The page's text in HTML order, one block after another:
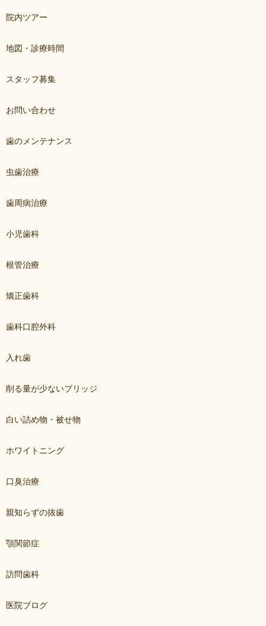
院内ツアー
地図・診療時間
スタッフ募集
お問い合わせ
歯のメンテナンス
虫歯治療
歯周病治療
小児歯科
根管治療
矯正歯科
歯科口腔外科
入れ歯
削る量が少ないブリッジ
白い詰め物・被せ物
ホワイトニング
口臭治療
親知らずの抜歯
顎関節症
訪問歯科
医院ブログ